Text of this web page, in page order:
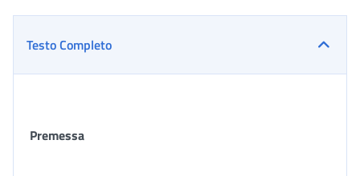
Testo Completo
Premessa